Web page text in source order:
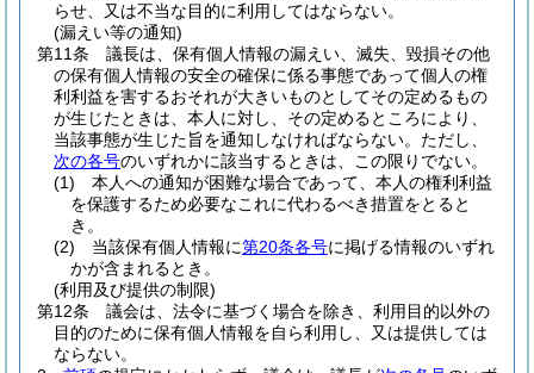
らせ、又は不当な目的に利用してはならない。
(漏えい等の通知)
第11条
議長は、保有個人情報の漏えい、滅失、毀損その他
の保有個人情報の安全の確保に係る事態であって個人の権
利利益を害するおそれが大きいものとしてその定めるもの
が生じたときは、本人に対し、その定めるところにより、
当該事態が生じた旨を通知しなければならない。 ただし、
次の各号のいずれかに該当するときは、この限りでない。
(1)
本人への通知が困難な場合であって、本人の権利利益
を保護するため必要なこれに代わるべき措置をとると
き。
(2)
当該保有個人情報に第20条各号に掲げる情報のいずれ
かが含まれるとき。
(利用及び提供の制限)
第12条
議会は、法令に基づく場合を除き、利用目的以外の
目的のために保有個人情報を自ら利用し、又は提供しては
ならない。